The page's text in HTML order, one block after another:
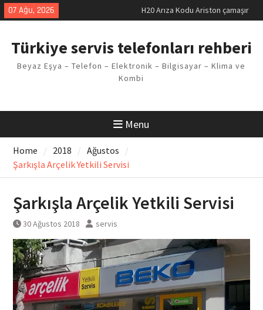
Skip
to
07 Ağu, 2026
H20 Arıza Kodu Ariston çamaşır
makinesi Sorunu
Arçelik buzdolabı F5 Hatası
Vaillant çamaşır makinesi E03
Arıza Kodu
Türkiye servis telefonları rehberi
Beyaz Eşya – Telefon – Elektronik – Bilgisayar – Klima ve
Kombi
Menu
Home 2018
Ağustos
Şarkışla Arçelik Yetkili Servisi
Şarkışla Arçelik Yetkili Servisi
30 Ağustos 2018 servis